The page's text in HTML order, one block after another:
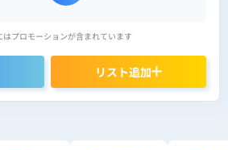
はプロモーションが含まれています
リスト追加